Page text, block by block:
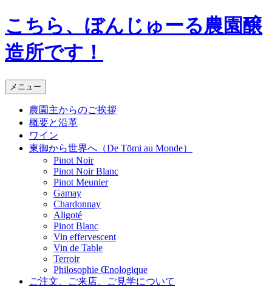
コ
ン
テ
ン
へ
ス
こちら、ぼんじゅーる農園醸
造所です！
メニュー
農園主からのご挨拶
概要と沿革
ワイン
東御から世界へ（De Tōmi au Monde）
Pinot Noir
Pinot Noir Blanc
Pinot Meunier
Gamay
Chardonnay
Aligoté
Pinot Blanc
Vin effervescent
Vin de Table
Terroir
Philosophie Œnologique
ご注文、ご来店、ご見学について